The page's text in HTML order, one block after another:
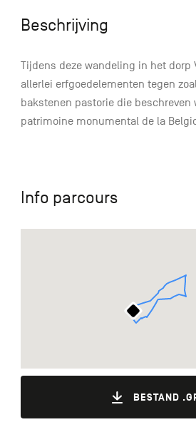
Beschrijving
Tijdens deze wandeling in het dorp
allerlei erfgoedelementen tegen
bakstenen pastorie die beschreven
patrimoine monumental de la
Info parcours
BESTAND